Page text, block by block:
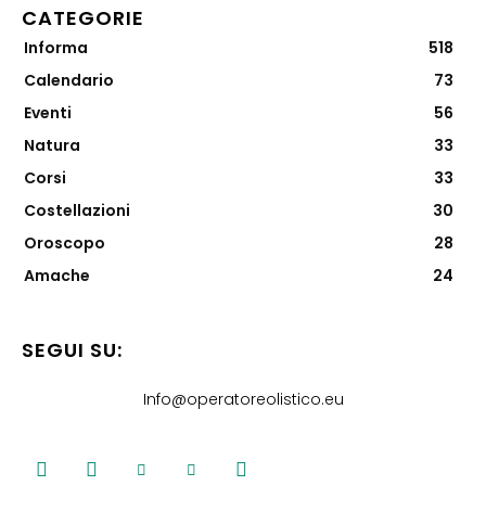
CATEGORIE
Informa
518
Calendario
73
Eventi
56
Natura
33
Corsi
33
Costellazioni
30
Oroscopo
28
Amache
24
SEGUI SU:
Info@operatoreolistico.eu